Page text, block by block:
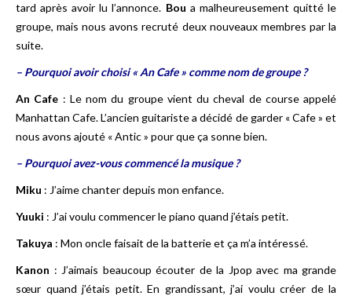
tard après avoir lu l’annonce. Bou a malheureusement quitté le
groupe, mais nous avons recruté deux nouveaux membres par la
suite.
– Pourquoi avoir choisi « An Cafe » comme nom de groupe ?
An Cafe : Le nom du groupe vient du cheval de course appelé
Manhattan Cafe. L’ancien guitariste a décidé de garder « Cafe » et
nous avons ajouté « Antic » pour que ça sonne bien.
– Pourquoi avez-vous commencé la musique ?
Miku : J’aime chanter depuis mon enfance.
Yuuki : J’ai voulu commencer le piano quand j’étais petit.
Takuya : Mon oncle faisait de la batterie et ça m’a intéressé.
Kanon : J’aimais beaucoup écouter de la Jpop avec ma grande
sœur quand j’étais petit. En grandissant, j’ai voulu créer de la